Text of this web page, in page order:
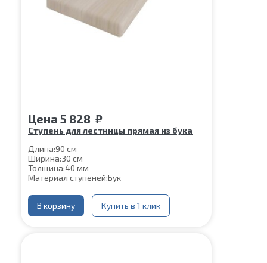
Цена 5 828 ₽
Ступень для лестницы прямая из бука
Длина:90 см
Ширина:30 см
Толщина:40 мм
Материал ступеней:Бук
В корзину Купить в 1 клик